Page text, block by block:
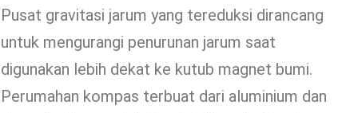
Pusat gravitasi jarum yang tereduksi dirancang
untuk mengurangi penurunan jarum saat
digunakan lebih dekat ke kutub magnet bumi.
Perumahan kompas terbuat dari aluminium dan